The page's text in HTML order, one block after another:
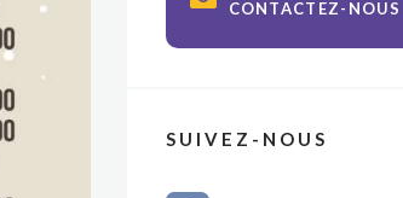
CONTACTEZ-NOUS
SUIVEZ-NOUS